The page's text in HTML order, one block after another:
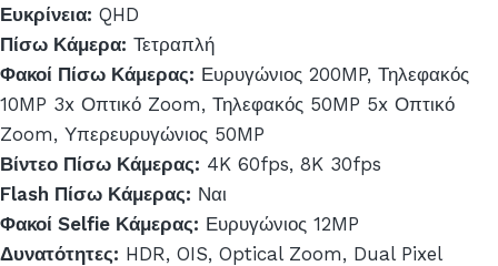
Ευκρίνεια: QHD
Πίσω Κάμερα: Τετραπλή
Φακοί Πίσω Κάμερας: Ευρυγώνιος 200MP, Τηλεφακός
10MP 3x Οπτικό Zoom, Τηλεφακός 50MP 5x Οπτικό
Zoom, Υπερευρυγώνιος 50MP
Βίντεο Πίσω Κάμερας: 4K 60fps, 8K 30fps
Flash Πίσω Κάμερας: Ναι
Φακοί Selfie Κάμερας: Ευρυγώνιος 12MP
Δυνατότητες: HDR, OIS, Optical Zoom, Dual Pixel